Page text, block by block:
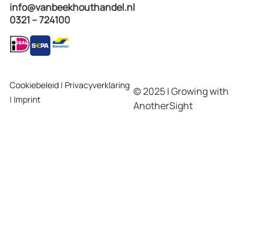
info@vanbeekhouthandel.nl
0321 – 724100
© 2025 | Growing with
AnotherSight
Cookiebeleid | Privacyverklaring
| Imprint